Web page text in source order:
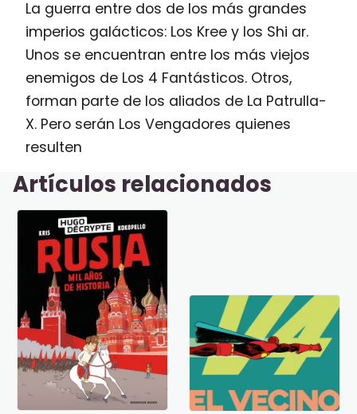
La guerra entre dos de los más grandes
imperios galácticos: Los Kree y los Shi ar.
Unos se encuentran entre los más viejos
enemigos de Los 4 Fantásticos. Otros,
forman parte de los aliados de La Patrulla-
X. Pero serán Los Vengadores quienes
resulten
Artículos relacionados